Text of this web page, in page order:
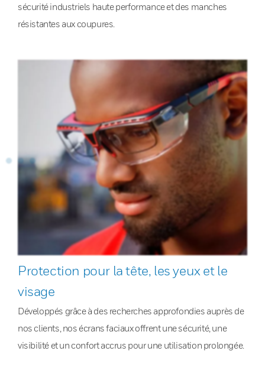
sécurité industriels haute performance et des manches
résistantes aux coupures.
Protection pour la tête, les yeux et le
visage
Développés grâce à des recherches approfondies auprès de
nos clients, nos écrans faciaux offrent une sécurité, une
visibilité et un confort accrus pour une utilisation prolongée.